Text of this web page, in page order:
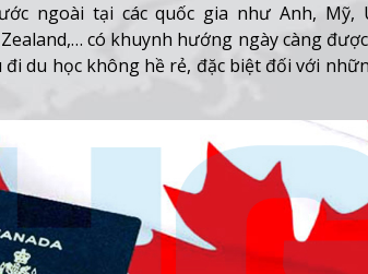
ngoài tại các quốc gia như Anh, Mỹ,
có khuynh hướng ngày càng
đi du học không hề rẻ, đặc biệt đối với